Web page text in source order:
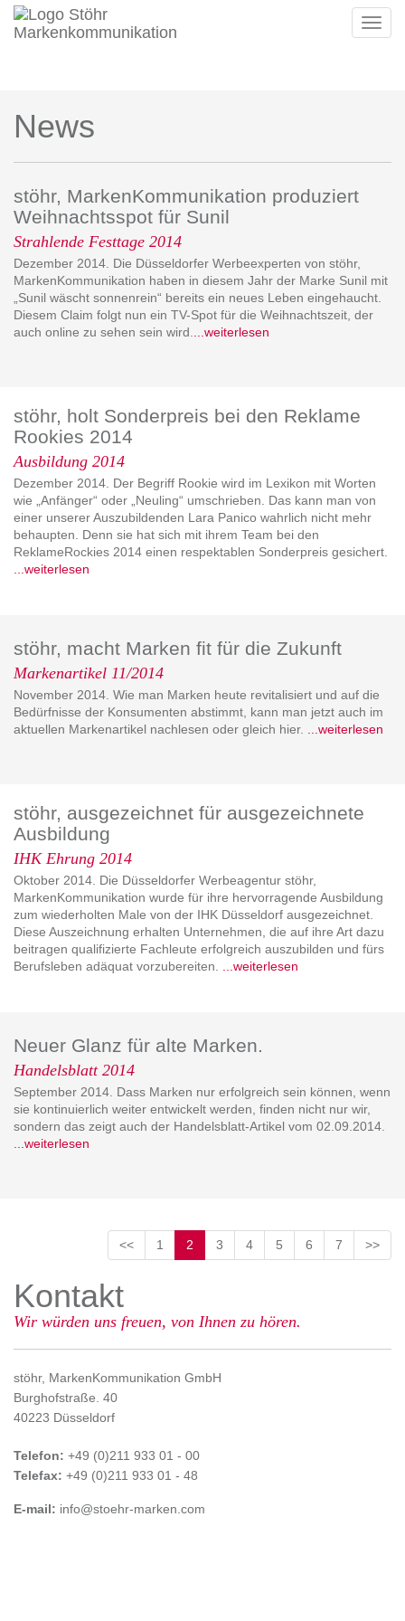
News
stöhr, MarkenKommunikation produziert
Weihnachtsspot für Sunil
Strahlende Festtage 2014
Dezember 2014. Die Düsseldorfer Werbeexperten von stöhr,
MarkenKommunikation haben in diesem Jahr der Marke Sunil mit
„Sunil wäscht sonnenrein“ bereits ein neues Leben eingehaucht.
Diesem Claim folgt nun ein TV-Spot für die Weihnachtszeit, der
auch online zu sehen sein wird.
...weiterlesen
stöhr, holt Sonderpreis bei den Reklame
Rookies 2014
Ausbildung 2014
Dezember 2014. Der Begriff Rookie wird im Lexikon mit Worten
wie „Anfänger“ oder „Neuling“ umschrieben. Das kann man von
einer unserer Auszubildenden Lara Panico wahrlich nicht mehr
behaupten. Denn sie hat sich mit ihrem Team bei den
ReklameRockies 2014 einen respektablen Sonderpreis gesichert.
...weiterlesen
stöhr, macht Marken fit für die Zukunft
Markenartikel 11/2014
November 2014. Wie man Marken heute revitalisiert und auf die
Bedürfnisse der Konsumenten abstimmt, kann man jetzt auch im
aktuellen Markenartikel nachlesen oder gleich hier.
...weiterlesen
stöhr, ausgezeichnet für ausgezeichnete
Ausbildung
IHK Ehrung 2014
Oktober 2014. Die Düsseldorfer Werbeagentur stöhr,
MarkenKommunikation wurde für ihre hervorragende Ausbildung
zum wiederholten Male von der IHK Düsseldorf ausgezeichnet.
Diese Auszeichnung erhalten Unternehmen, die auf ihre Art dazu
beitragen qualifizierte Fachleute erfolgreich auszubilden und fürs
Berufsleben adäquat vorzubereiten.
...weiterlesen
Neuer Glanz für alte Marken.
Handelsblatt 2014
September 2014. Dass Marken nur erfolgreich sein können, wenn
sie kontinuierlich weiter entwickelt werden, finden nicht nur wir,
sondern das zeigt auch der Handelsblatt-Artikel vom 02.09.2014.
...weiterlesen
<< 1 2 3 4 5 6 7 >>
Kontakt
Wir würden uns freuen, von Ihnen zu hören.
stöhr, MarkenKommunikation GmbH
Burghofstraße. 40
40223 Düsseldorf
Telefon: +49 (0)211 933 01 - 00
Telefax: +49 (0)211 933 01 - 48
E-mail: info@stoehr-marken.com